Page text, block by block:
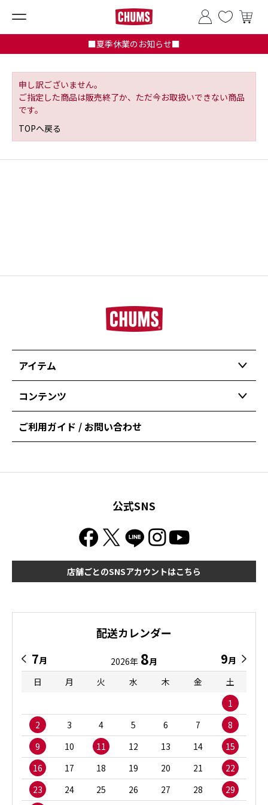
■夏季休業のお知らせ■
申し訳ございません。
ご指定した商品は販売終了か、ただ今お取扱いできない商品
です。
TOPへ戻る
アイテム
コンテンツ
ご利用ガイド / お問い合わせ
公式SNS
店舗ごとのSNSアカウントはこちら
配送カレンダー
7月 2026年 8月 9月
日
月 火 水 木 金
土
1
2
3 4 5 6 7
8
9
10 11 12 13 14
15
16
17 18 19 20 21
22
23
24 25 26 27 28 29